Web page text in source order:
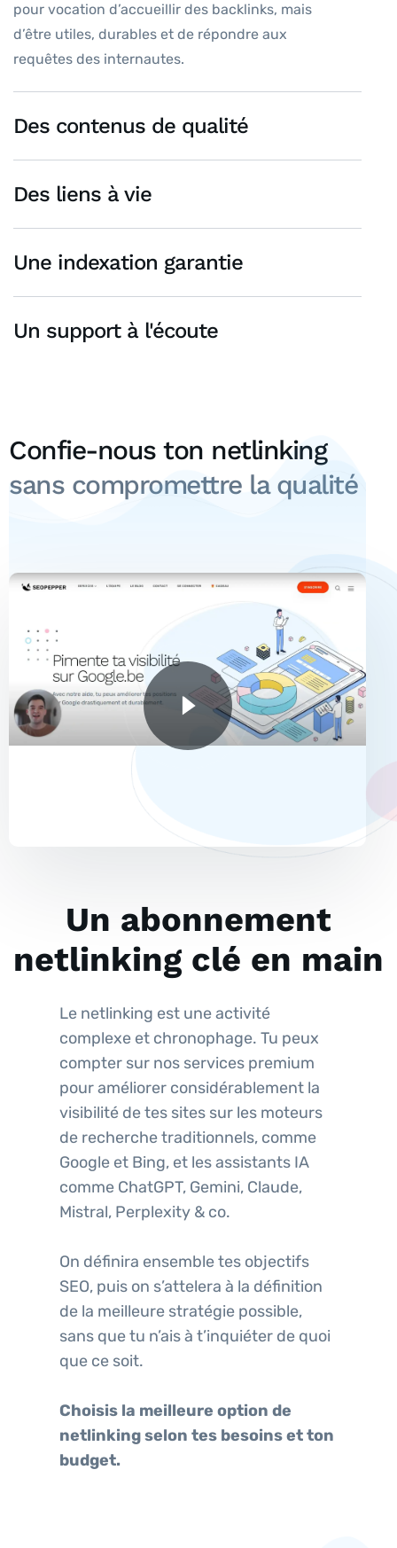
pour vocation d’accueillir des backlinks, mais
d’être utiles, durables et de répondre aux
requêtes des internautes.
Des contenus de qualité
Des liens à vie
Une indexation garantie
Un support à l'écoute
Confie-nous ton netlinking
sans compromettre la qualité
Un abonnement
netlinking clé en main
Le netlinking est une activité
complexe et chronophage. Tu peux
compter sur nos services premium
pour améliorer considérablement la
visibilité de tes sites sur les moteurs
de recherche traditionnels, comme
Google et Bing, et les assistants IA
comme ChatGPT, Gemini, Claude,
Mistral, Perplexity & co.
On définira ensemble tes objectifs
SEO, puis on s’attelera à la définition
de la meilleure stratégie possible,
sans que tu n’ais à t’inquiéter de quoi
que ce soit.
Choisis la meilleure option de
netlinking selon tes besoins et ton
budget.